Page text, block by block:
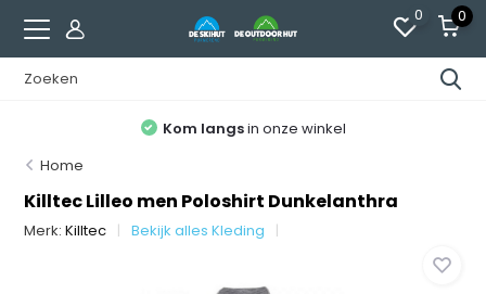
0 0
Kom langsin onze winkel
Home
Killtec Lilleo men Poloshirt Dunkelanthra
Merk:Killtec Bekijk alles Kleding